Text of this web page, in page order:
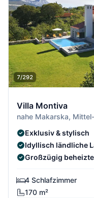
7/292
Villa Montiva
nahe Makarska,
Exklusiv & stylisch
Idyllisch ländliche
Großzügig
4 Schlafzimmer
170 m²